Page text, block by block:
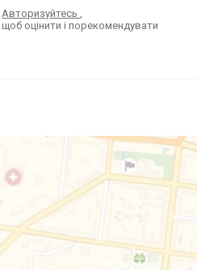
Авторизуйтесь,
щоб оцінити і порекомендувати